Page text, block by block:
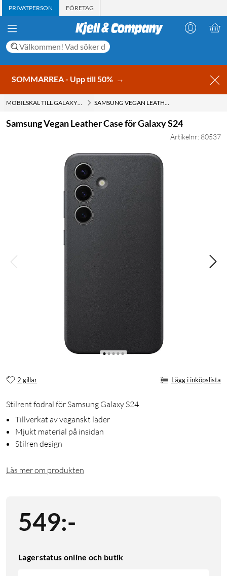
PRIVATPERSON FÖRETAG
SOMMARREA - Upp till 50% →
MOBILSKAL TILL GALAXY S24 SAMSUNG VEGAN LEATHER CASE FÖR GALAXY S24
Samsung Vegan Leather Case för Galaxy S24
Artikelnr: 80537
2 gillar Lägg i inköpslista
Stilrent fodral för Samsung Galaxy S24
Tillverkat av veganskt läder
Mjukt material på insidan
Stilren design
Läs mer om produkten
549:-
Lagerstatus online och butik